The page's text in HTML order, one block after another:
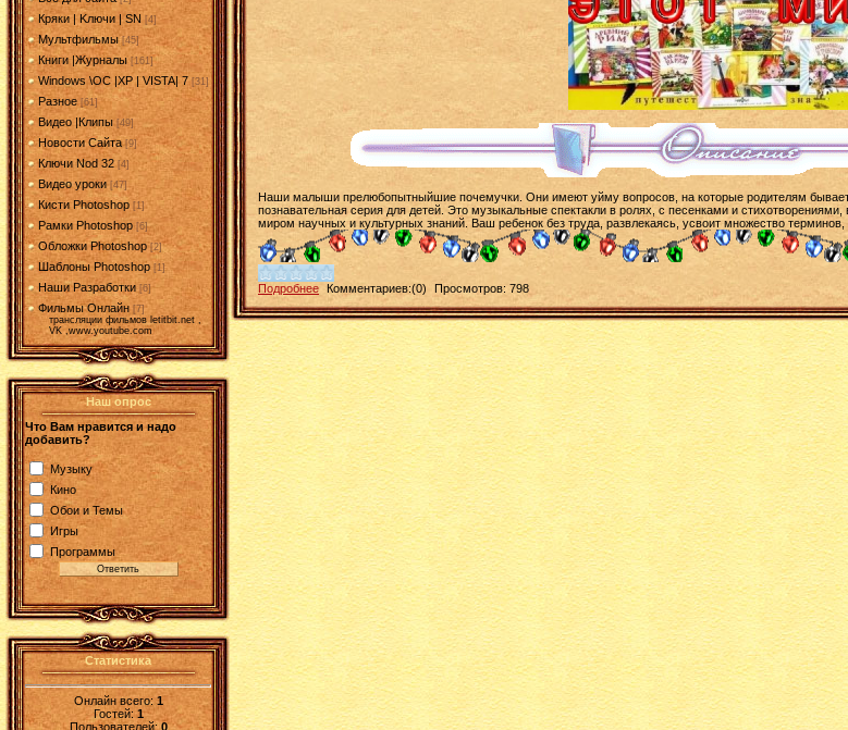
Кряки | Kлючи | SN [4]
Мультфильмы [45]
Книги |Журналы [161]
Windows \OC |XP | VISTA| 7 [31]
Разное [61]
Видео |Клипы [49]
Новости Сайта [9]
Ключи Nod 32 [4]
Видео уроки [47]
Кисти Photoshop [1]
Рамки Photoshop [6]
Обложки Photoshop [2]
Шаблоны Photoshop [1]
Наши Разработки [6]
Фильмы Онлайн [7]
трансляции фильмов letitbit.net ,
VK ,www.youtube.com
Наш опрос
Что Вам нравится и надо
добавить?
Музыку
Кино
Обои и Темы
Игры
Программы
Статистика
Онлайн всего:1
Гостей:1
Пользователей: 0
Наши малыши прелюбопытныйшие почемучки. Они имеют уйму вопросов, на которые родителям бывает
познавательная серия для детей. Это музыкальные спектакли в ролях, с песенками и
миром научных и культурных знаний. Ваш ребенок без труда, развлекаясь, усвоит множество терминов,
Подробнее Комментариев:(0) Просмотров: 798